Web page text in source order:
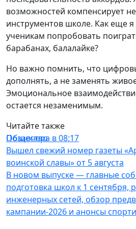
возможностей компенсирует
инструментов школе. Как еще
ученикам попробовать
барабанах, балалайке? ⁣
Но важно помнить, что
дополнять, а не заменять
Эмоциональное
остается незаменимым.
Читайте также
Общество
Позавчера в 08:17
Вышел свежий номер газеты
воинской славы» от 5 августа
В новом выпуске — главные
подготовка школ к 1 сентября,
инженерных сетей, обзор
кампании-2026 и анонсы